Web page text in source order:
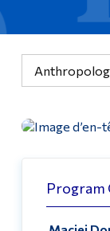
Liste des
Program